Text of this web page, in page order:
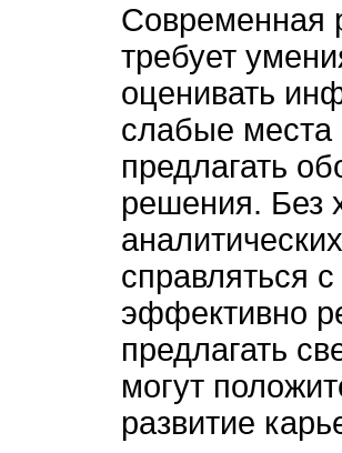
Современная
требует
оценивать
слабые места
предлагать
решения. Без
справляться
эффективно
предлагать
могут
развитие